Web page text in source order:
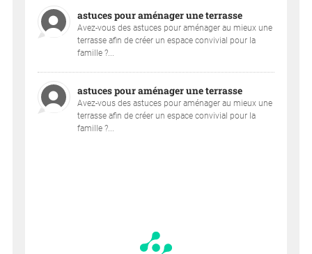
astuces pour aménager une terrasse
Avez-vous des astuces pour aménager au mieux une
terrasse afin de créer un espace convivial pour la
famille ?...
astuces pour aménager une terrasse
Avez-vous des astuces pour aménager au mieux une
terrasse afin de créer un espace convivial pour la
famille ?...